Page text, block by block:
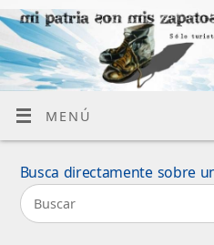
MENÚ
Busca directamente sobre